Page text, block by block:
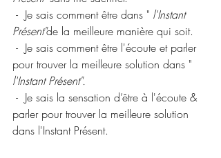
-  Je sais comment être dans " l'Instant
Présent"de la meilleure manière qui soit.
pour trouver la meilleure solution dans "
l'Instant Présent".
parler pour trouver la meilleure solution
dans l'Instant Présent.